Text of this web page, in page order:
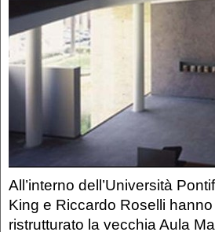
All’interno dell’Università
King e Riccardo Roselli
ristrutturato la vecchia Aula